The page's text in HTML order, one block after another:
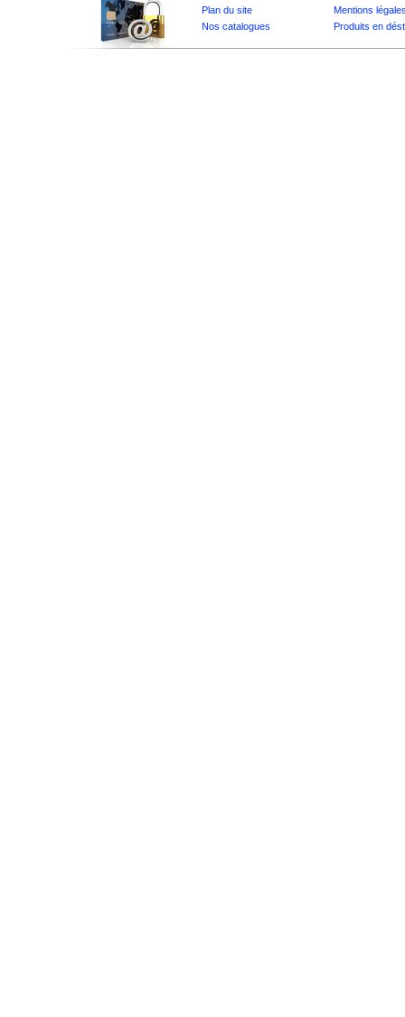
Plan du site
Mentions
Nos catalogues
Produits en